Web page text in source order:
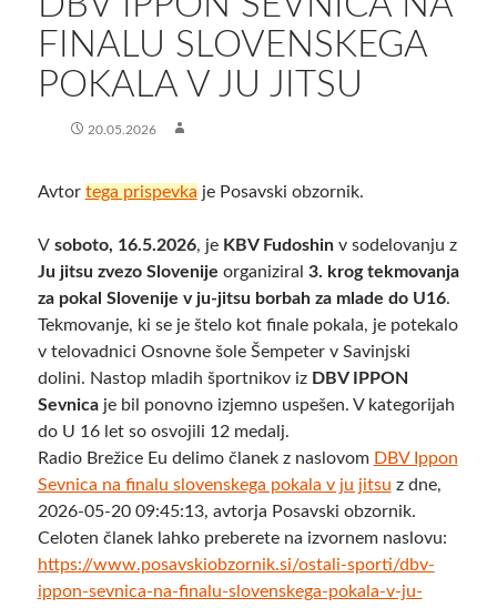
FINALU SLOVENSKEGA
POKALA V JU JITSU
20.05.2026
Avtor tega prispevka je Posavski obzornik.
Vsoboto, 16.5.2026, je KBV Fudoshinv sodelovanju z
Ju jitsu zvezo Slovenije organiziral 3. krog tekmovanja
za pokal Slovenije v ju-jitsu borbah za mlade do U16.
Tekmovanje, ki se je štelo kot finale pokala, je potekalo
v telovadnici Osnovne šole Šempeter v Savinjski
dolini. Nastop mladih športnikov iz DBV IPPON
Sevnicaje bil ponovno izjemno uspešen. V kategorijah
do U 16 let so osvojili 12 medalj.
Radio Brežice Eu delimo članek z naslovom DBV Ippon
Sevnica na finalu slovenskega pokala v ju jitsu z dne,
2026-05-20 09:45:13, avtorja Posavski obzornik.
Celoten članek lahko preberete na izvornem naslovu:
https://www.posavskiobzornik.si/ostali-sporti/dbv-
ippon-sevnica-na-finalu-slovenskega-pokala-v-ju-